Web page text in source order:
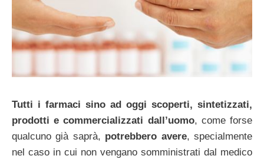
Tutti i farmaci sino ad oggi scoperti, sintetizzati,
prodotti e commercializzati dall’uomo, come forse
qualcuno già saprà, potrebbero avere, specialmente
nel caso in cui non vengano somministrati dal medico